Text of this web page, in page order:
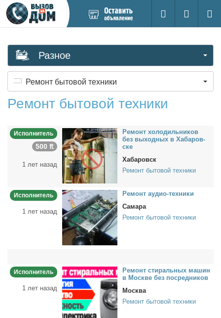
новое
Поиск
Вход на
Разное
Ремонт бытовой техники
Ремонт бытовой техники
Исполнитель
500 ₶
1 лет назад
Ре­монт хо­ло­диль­ни­ков
без вы­ход­ных в Ха­ба­ров­
ске
Хабаровск
Ремонт бытовой техники
Исполнитель
1 лет назад
Ре­монт аудио-тех­ни­ки
Самара
Ремонт бытовой техники
Исполнитель
1 лет назад
Ре­монт сти­раль­ных ма­шин
в Москве без по­сред­ни­ков
Москва
Ремонт бытовой техники